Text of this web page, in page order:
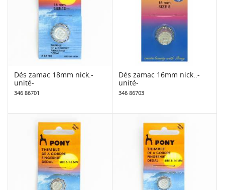
Dés zamac 18mm nick.-
unité-
346 86701
Dés zamac 16mm nick..-
unité-
346 86703